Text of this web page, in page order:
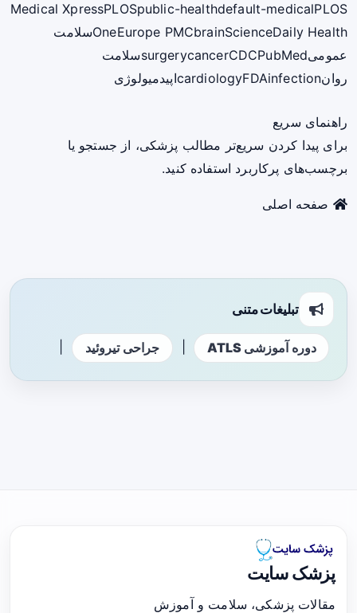
Medical XpressPLOSpublic-healthdefault-medicalPLOS
OneEurope PMCbrainScienceDaily Health
سلامت
عمومی
surgerycancerCDCPubMed
سلامت
روان
cardiologyFDAinfection اپیدمیولوژی
راهنمای سریع
برای پیدا کردن سریع‌تر مطالب پزشکی، از جستجو یا
برچسب‌های پرکاربرد استفاده کنید.
صفحه اصلی
تبلیغات متنی
دوره آموزشی ATLS جراحی تیروئید
پزشک سایت
مقالات پزشکی، سلامت و آموزش